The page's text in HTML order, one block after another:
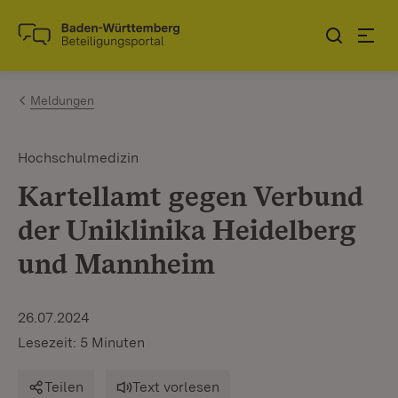
Zum Inhalt springen
Link zur Startseite
Meldungen
Hochschulmedizin
Kartellamt gegen Verbund
der Uniklinika Heidelberg
und Mannheim
26.07.2024
Lesezeit: 5 Minuten
Teilen Text vorlesen